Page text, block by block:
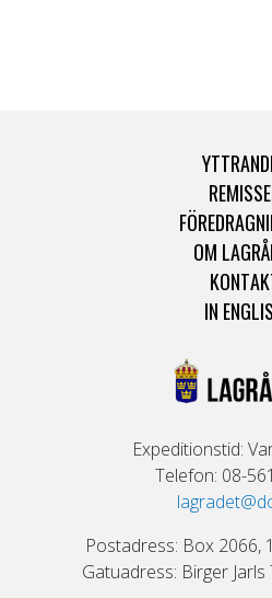
OM
IN
Expeditionstid:
Telefon: 08-
Postadress: Box 2066,
Gatuadress: Birger